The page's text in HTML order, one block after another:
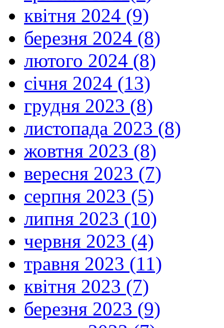
квітня 2024 (9)
березня 2024 (8)
лютого 2024 (8)
січня 2024 (13)
грудня 2023 (8)
листопада 2023 (8)
жовтня 2023 (8)
вересня 2023 (7)
серпня 2023 (5)
липня 2023 (10)
червня 2023 (4)
травня 2023 (11)
квітня 2023 (7)
березня 2023 (9)